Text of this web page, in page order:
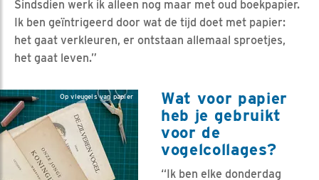
Sindsdien werk ik alleen nog maar met oud boekpapier.
Ik ben geïntrigeerd door wat de tijd doet met papier:
het gaat verkleuren, er ontstaan allemaal sproetjes,
het gaat leven.”
Op vleugels van papier
Wat voor papier
heb je gebruikt
voor de
vogelcollages?
“Ik ben elke donderdag